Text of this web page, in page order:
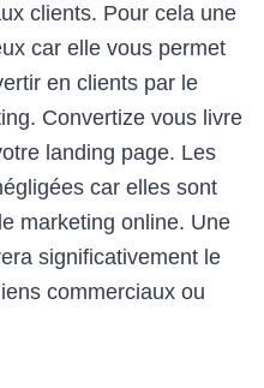
clients. Pour cela une
car elle vous permet
en clients par le
Convertize vous livre
landing page. Les
car elles sont
marketing online. Une
significativement le
commerciaux ou